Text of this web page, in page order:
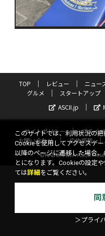
TOP レビュー ニュー
グルメ
スタートアップ
ASCII.jp
サイトポリシー プライ
お問い合わせ
広告掲載
©KADOKAWA ASCII
このサイトでは、利用状況の
Cookieを使用してアクセスデ
以降のページに遷移した場合
とになります。Cookieの設定
ては詳細 をご覧ください。
同
＞プライ